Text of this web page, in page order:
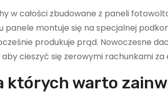
w całości zbudowane z paneli
panele montuje się na specjalnej
produkuje prąd. Nowoczesne
aby cieszyć się zerowymi rachunkami
których warto